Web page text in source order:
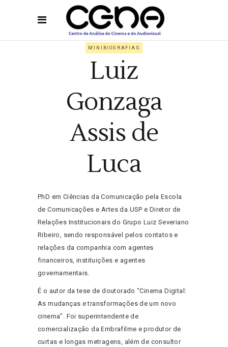
MINIBIOGRAFIAS
Luiz
Gonzaga
Assis de
Luca
PhD em Ciências da Comunicação pela Escola
de Comunicações e Artes da USP e Diretor de
Relações Institucionais do Grupo Luiz Severiano
Ribeiro, sendo responsável pelos contatos e
relações da companhia com agentes
financeiros, instituições e agentes
governamentais.
É o autor da tese de doutorado “Cinema Digital:
As mudanças e transformações de um novo
cinema”. Foi superintendente de
comercialização da Embrafilme e produtor de
curtas e longas metragens, além de consultor